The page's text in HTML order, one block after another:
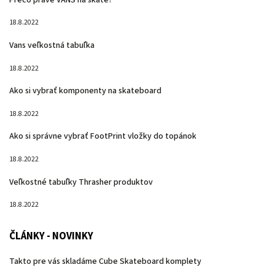
18.8.2022
Vans veľkostná tabuľka
18.8.2022
Ako si vybrať komponenty na skateboard
18.8.2022
Ako si správne vybrať FootPrint vložky do topánok
18.8.2022
Veľkostné tabuľky Thrasher produktov
18.8.2022
ČLÁNKY - NOVINKY
Takto pre vás skladáme Cube Skateboard komplety